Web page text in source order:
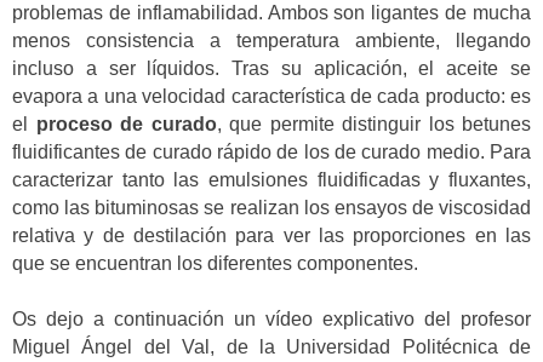
problemas de inflamabilidad. Ambos son ligantes de mucha
menos consistencia a temperatura ambiente, llegando
incluso a ser líquidos. Tras su aplicación, el aceite se
evapora a una velocidad característica de cada producto: es
el proceso de curado, que permite distinguir los betunes
fluidificantes de curado rápido de los de curado medio. Para
caracterizar tanto las emulsiones fluidificadas y fluxantes,
como las bituminosas se realizan los ensayos de viscosidad
relativa y de destilación para ver las proporciones en las
que se encuentran los diferentes componentes.
Os dejo a continuación un vídeo explicativo del profesor
Miguel Ángel del Val, de la Universidad Politécnica de